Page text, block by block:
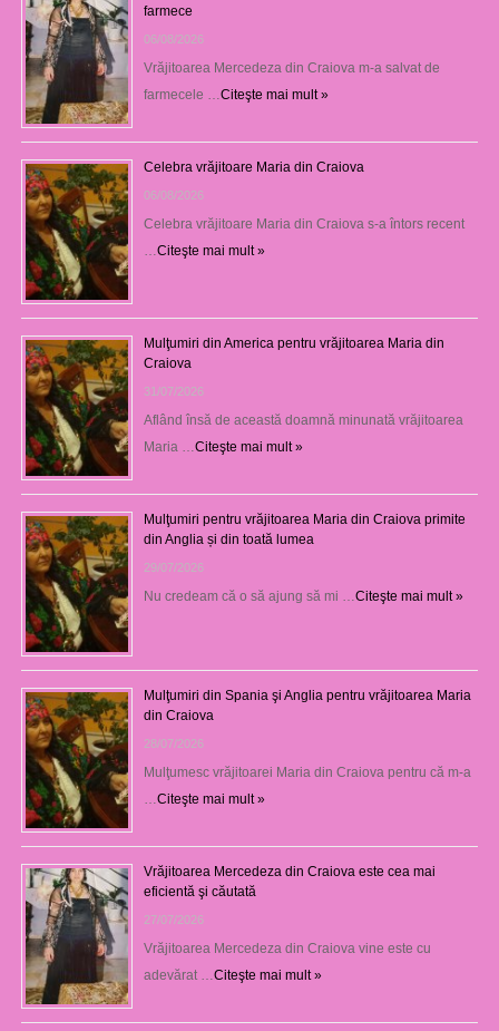
farmece
06/08/2026
Vrăjitoarea Mercedeza din Craiova m-a salvat de
farmecele … Citeşte mai mult »
Celebra vrăjitoare Maria din Craiova
06/08/2026
Celebra vrăjitoare Maria din Craiova s-a întors recent
Citeşte mai mult »
Mulţumiri din America pentru vrăjitoarea Maria din
Craiova
31/07/2026
Aflând însă de această doamnă minunată vrăjitoarea
Maria … Citeşte mai mult »
Mulţumiri pentru vrăjitoarea Maria din Craiova primite
din Anglia și din toată lumea
29/07/2026
Nu credeam că o să ajung să mi … Citeşte mai mult »
Mulţumiri din Spania şi Anglia pentru vrăjitoarea Maria
din Craiova
28/07/2026
Mulţumesc vrăjitoarei Maria din Craiova pentru că m-a
Citeşte mai mult »
Vrăjitoarea Mercedeza din Craiova este cea mai
eficientă şi căutată
27/07/2026
Vrăjitoarea Mercedeza din Craiova vine este cu
adevărat … Citeşte mai mult »